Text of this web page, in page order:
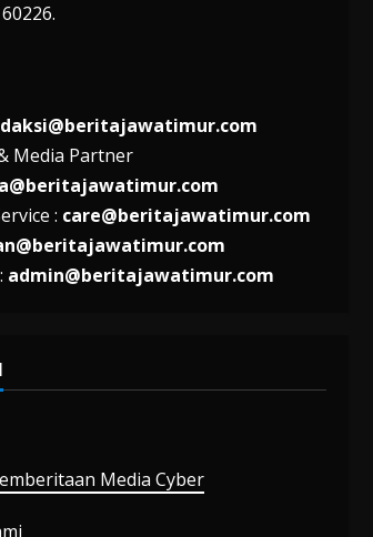
Media Partner
: care@beritajawatimur.com
admin@beritajawatimur.com
Media Cyber